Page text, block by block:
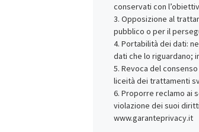
conservati con
3. Opposizione al
pubblico o per il
4. Portabilità dei dati:
dati che lo riguardano;
5. Revoca del
liceità dei trattamenti
6. Proporre reclamo ai
violazione dei suoi
www.garanteprivacy.it